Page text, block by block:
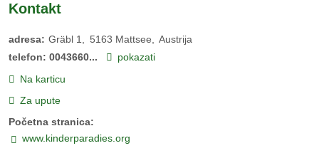
Kontakt
adresa: Gräbl 1 5163 Mattsee
Austrija
telefon: 0043660...
pokazati
Na karticu
Za upute
Početna stranica:
www.kinderparadies.org